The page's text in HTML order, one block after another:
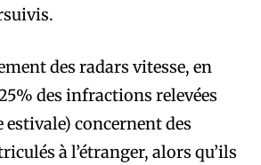
des radars vitesse, en
des infractions relevées
concernent des
à l’étranger, alors qu’ils